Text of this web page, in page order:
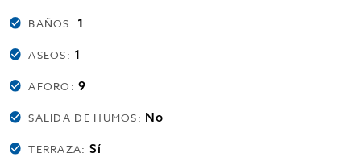
BAÑOS: 1
ASEOS: 1
AFORO:9
SALIDA DE HUMOS: No
TERRAZA: Sí